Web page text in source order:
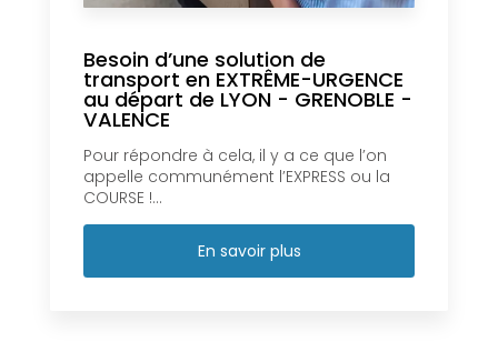
Besoin d’une solution de
transport en EXTRÊME-URGENCE
au départ de LYON - GRENOBLE -
VALENCE
Pour répondre à cela, il y a ce que l’on
appelle communément l’EXPRESS ou la
COURSE !...
En savoir plus